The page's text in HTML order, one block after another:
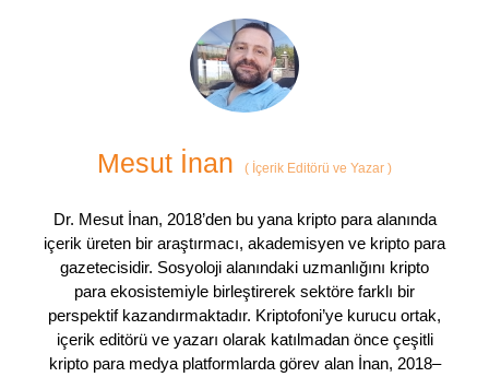
Mesut İnan ( İçerik Editörü ve Yazar )
Dr. Mesut İnan, 2018’den bu yana kripto para alanında
içerik üreten bir araştırmacı, akademisyen ve kripto para
gazetecisidir. Sosyoloji alanındaki uzmanlığını kripto
para ekosistemiyle birleştirerek sektöre farklı bir
perspektif kazandırmaktadır. Kriptofoni’ye kurucu ortak,
içerik editörü ve yazarı olarak katılmadan önce çeşitli
kripto para medya platformlarda görev alan İnan, 2018–